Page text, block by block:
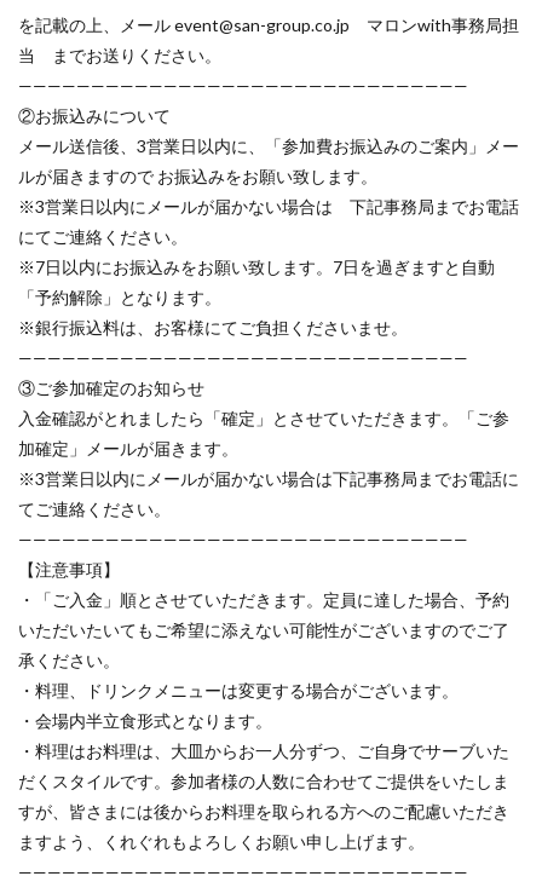
を記載の上、メール event@san-group.co.jp マロンwith事務局担
当 までお送りください。
———————————————————————————————
②お振込みについて
メール送信後、3営業日以内に、「参加費お振込みのご案内」メー
ルが届きますので お振込みをお願い致します。
※3営業日以内にメールが届かない場合は 下記事務局までお電話
にてご連絡ください。
※7日以内にお振込みをお願い致します。7日を過ぎますと自動
「予約解除」となります。
※銀行振込料は、お客様にてご負担くださいませ。
———————————————————————————————
③ご参加確定のお知らせ
入金確認がとれましたら「確定」とさせていただきます。「ご参
加確定」メールが届きます。
※3営業日以内にメールが届かない場合は下記事務局までお電話に
てご連絡ください。
———————————————————————————————
【注意事項】
・「ご入金」順とさせていただきます。定員に達した場合、予約
いただいたいてもご希望に添えない可能性がございますのでご了
承ください。
・料理、ドリンクメニューは変更する場合がございます。
・会場内半立食形式となります。
・料理はお料理は、大皿からお一人分ずつ、ご自身でサーブいた
だくスタイルです。参加者様の人数に合わせてご提供をいたしま
すが、皆さまには後からお料理を取られる方へのご配慮いただき
ますよう、くれぐれもよろしくお願い申し上げます。
———————————————————————————————